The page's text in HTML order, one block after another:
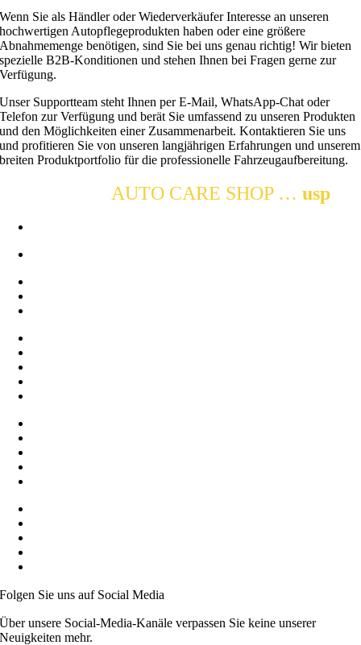
Wenn Sie als Händler oder Wiederverkäufer Interesse an unseren
hochwertigen Autopflegeprodukten haben oder eine größere
Abnahmemenge benötigen, sind Sie bei uns genau richtig! Wir bieten
spezielle B2B-Konditionen und stehen Ihnen bei Fragen gerne zur
Verfügung.
Unser Supportteam steht Ihnen per E-Mail, WhatsApp-Chat oder
Telefon zur Verfügung und berät Sie umfassend zu unseren Produkten
und den Möglichkeiten einer Zusammenarbeit. Kontaktieren Sie uns
und profitieren Sie von unseren langjährigen Erfahrungen und unserem
breiten Produktportfolio für die professionelle Fahrzeugaufbereitung.
AUTO CARE SHOP … usp
Folgen Sie uns auf Social Media
Über unsere Social-Media-Kanäle verpassen Sie keine unserer
Neuigkeiten mehr.